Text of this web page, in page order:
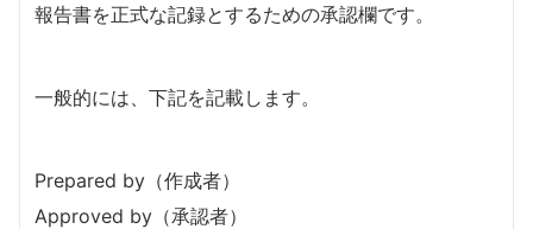
報告書を正式な記録とするための承認欄です。
一般的には、下記を記載します。
Prepared by（作成者）
Approved by（承認者）